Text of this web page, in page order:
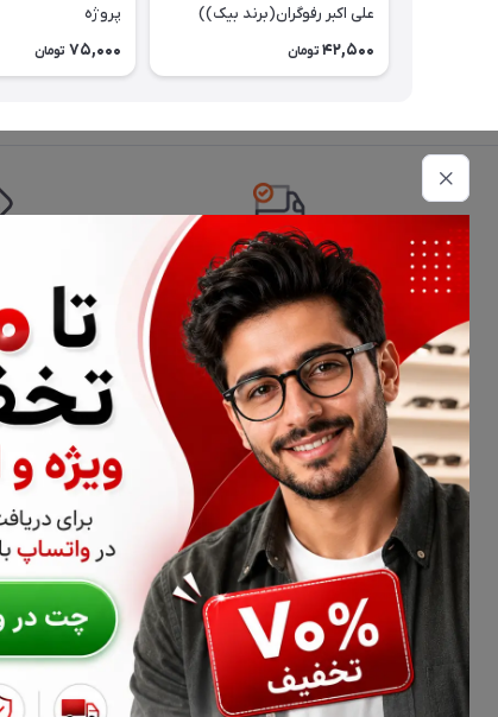
علی اکبر رفوگران(برند بیک))
42,500 تومان
پروژه
75,000 تومان
تحویل اکسپرس
اطلاعات تماس
02177116909
info@civiliha.com
ارسال فوری در تهران + ارسال به سراسر کشور
درباره فروشگاه عینک و عدسی سیویلیها
سیویلیها فروشگاه تخصصی عینک طبی، فریم عینک و عدسی